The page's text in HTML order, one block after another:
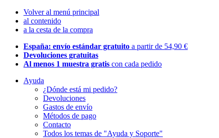
Volver al menú principal
al contenido
a la cesta de la compra
España: envío estándar gratuito a partir de 54,90 €
Devoluciones gratuitas
Al menos 1 muestra gratis con cada pedido
Ayuda
¿Dónde está mi pedido?
Devoluciones
Gastos de envío
Métodos de pago
Contacto
Todos los temas de "Ayuda y Soporte"